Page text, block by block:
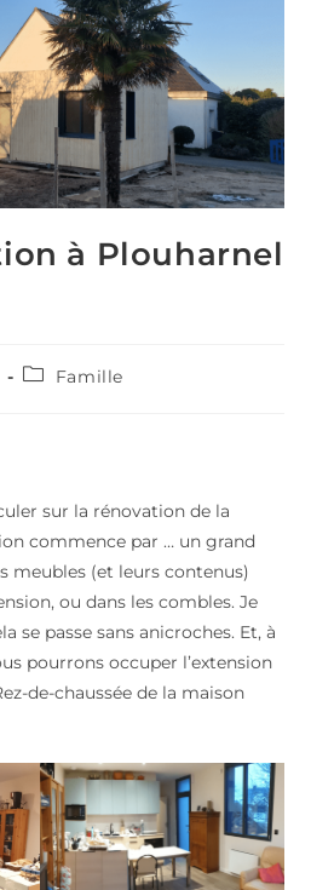
à Plouharnel
PostFamille
sur la rénovation de la
commence par … un grand
meubles (et leurs contenus)
ou dans les combles. Je
se passe sans anicroches. Et, à
pourrons occuper l’extension
de-chaussée de la maison